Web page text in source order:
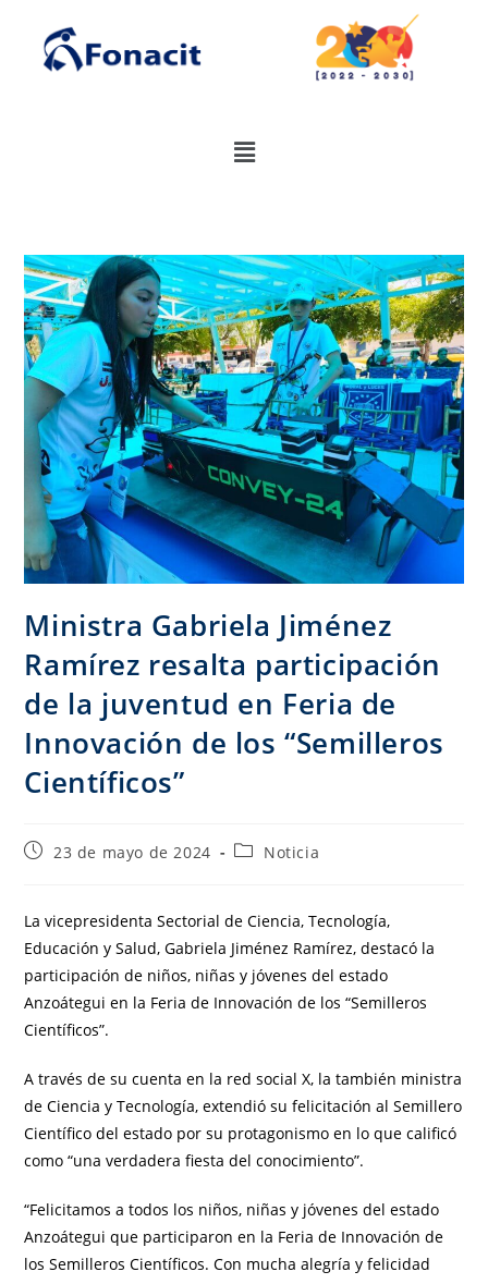
Ministra Gabriela Jiménez
Ramírez resalta participación
de la juventud en Feria de
Innovación de los “Semilleros
Científicos”
23 de mayo de 2024 Noticia
La vicepresidenta Sectorial de Ciencia, Tecnología,
Educación y Salud, Gabriela Jiménez Ramírez, destacó la
participación de niños, niñas y jóvenes del estado
Anzoátegui en la Feria de Innovación de los “Semilleros
Científicos”.
A través de su cuenta en la red social X, la también ministra
de Ciencia y Tecnología, extendió su felicitación al Semillero
Científico del estado por su protagonismo en lo que calificó
como “una verdadera fiesta del conocimiento”.
“Felicitamos a todos los niños, niñas y jóvenes del estado
Anzoátegui que participaron en la Feria de Innovación de
los Semilleros Científicos. Con mucha alegría y felicidad